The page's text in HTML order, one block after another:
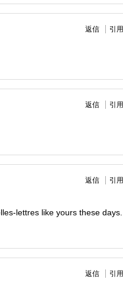
返信 引用
返信 引用
返信 引用
lettres like yours these days.
返信 引用